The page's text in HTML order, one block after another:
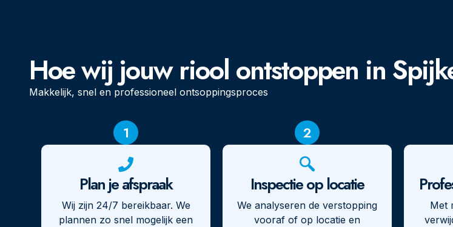
Hoe wij jouw riool ontstoppen in
Makkelijk, snel en professioneel ontsoppingsproces
1
Plan je afspraak
Wij zijn 24/7 bereikbaar. We
plannen zo snel mogelijk een
2
Inspectie op locatie
We analyseren de verstopping
vooraf of op locatie en
Met